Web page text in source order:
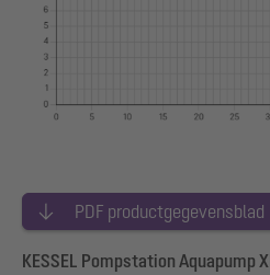
PDF productgegevensblad
KESSEL Pompstation Aquapump